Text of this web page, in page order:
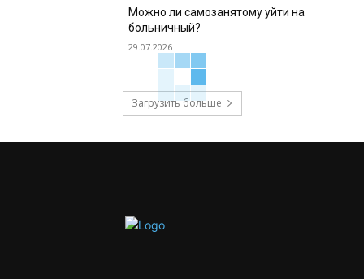
Можно ли самозанятому уйти на
больничный?
29.07.2026
Загрузить больше